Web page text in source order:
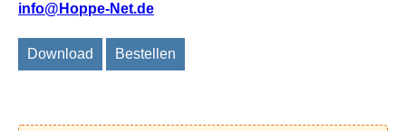
info@Hoppe-Net.de
Download Bestellen